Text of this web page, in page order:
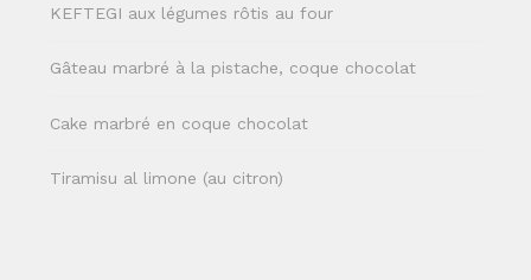
KEFTEGI aux légumes rôtis au four
Gâteau marbré à la pistache, coque chocolat
Cake marbré en coque chocolat
Tiramisu al limone (au citron)